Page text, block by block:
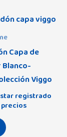
Capa de
Blanco-
Viggo
registrado